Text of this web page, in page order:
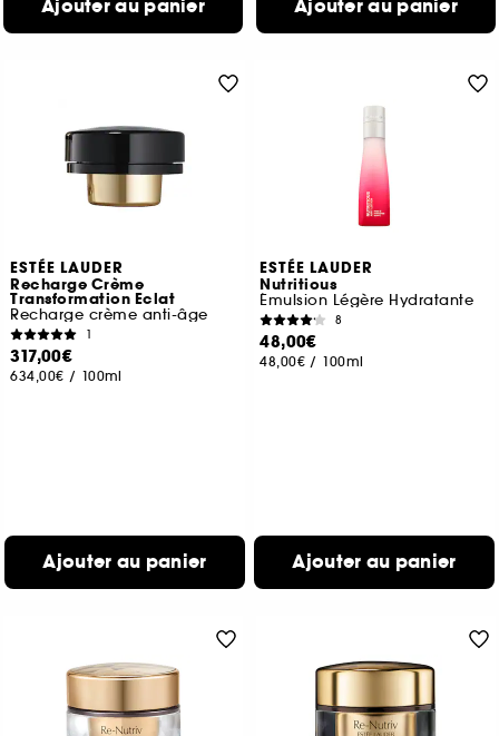
Ajouter au panier Ajouter au panier
ESTÉE LAUDER
Recharge Crème
Transformation Eclat
Recharge crème anti-âge
1
317,00€
634,00€ / 100ml
Ajouter au panier
ESTÉE LAUDER
Nutritious
Émulsion Légère Hydratante
8
48,00€
48,00€ / 100ml
Ajouter au panier